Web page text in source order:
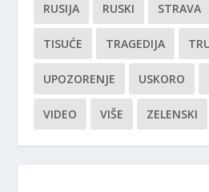
RUSIJA RUSKI STRAVA
TISUĆE TRAGEDIJA
UPOZORENJE USKORO
VIDEO VIŠE ZELENSKI